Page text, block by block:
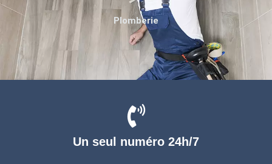
Un seul numéro 24h/7
Plomberie